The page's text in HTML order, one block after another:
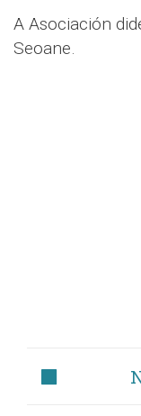
A Asociación
Seoane.